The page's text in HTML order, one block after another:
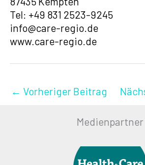
Tel: +49 831 2523-9245
info@care-regio.de
www.care-regio.de
← Vorheriger Beitrag
Medienpartner